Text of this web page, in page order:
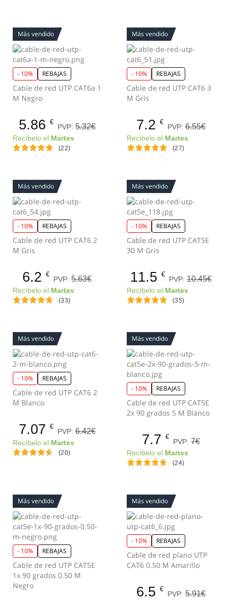
Más vendido
- 10% REBAJAS
Cable de red UTP CAT6a 1
M Negro
5.86 €
PVP: 5.32€
Recíbelo el Martes
(22)
Más vendido
- 10% REBAJAS
Cable de red UTP CAT6 3
M Gris
7.2 €
PVP: 6.55€
Recíbelo el Martes
(27)
Más vendido
- 10% REBAJAS
Cable de red UTP CAT6 2
M Gris
6.2 €
PVP: 5.63€
Recíbelo el Martes
(33)
Más vendido
- 10% REBAJAS
Cable de red UTP CAT5E
30 M Gris
11.5 €
PVP: 10.45€
Recíbelo el Martes
(35)
Más vendido
- 10% REBAJAS
Cable de red UTP CAT6 2
M Blanco
7.07 €
PVP: 6.42€
Recíbelo el Martes
(20)
Más vendido
- 10% REBAJAS
Cable de red UTP CAT5E
2x 90 grados 5 M Blanco
7.7 €
PVP: 7€
Recíbelo el Martes
(24)
Más vendido
- 10% REBAJAS
Cable de red UTP CAT5E
1x 90 grados 0.50 M
Negro
Más vendido
- 10% REBAJAS
Cable de red plano UTP
CAT6 0.50 M Amarillo
6.5 €
PVP: 5.91€